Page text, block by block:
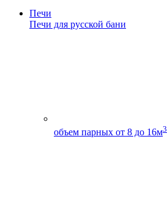
Печи
Печи для русской бани
объем парных от 8 до 16м3